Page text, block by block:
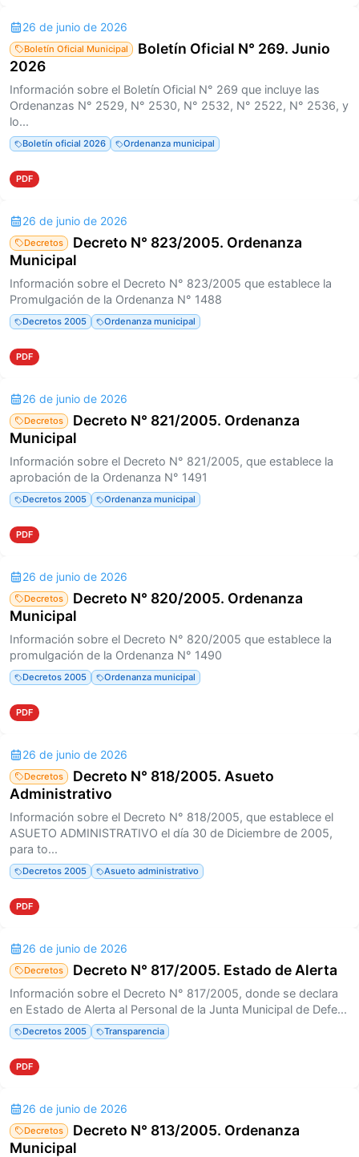
26 de junio de 2026
Boletín Oficial Municipal
Boletín Oficial N° 269. Junio
2026
Información sobre el Boletín Oficial N° 269 que incluye las
Ordenanzas N° 2529, N° 2530, N° 2532, N° 2522, N° 2536, y
lo...
Boletín oficial 2026 Ordenanza municipal
PDF
26 de junio de 2026
Decretos
Decreto N° 823/2005. Ordenanza
Municipal
Información sobre el Decreto N° 823/2005 que establece la
Promulgación de la Ordenanza N° 1488
Decretos 2005 Ordenanza municipal
PDF
26 de junio de 2026
Decretos
Decreto N° 821/2005. Ordenanza
Municipal
Información sobre el Decreto N° 821/2005, que establece la
aprobación de la Ordenanza N° 1491
Decretos 2005 Ordenanza municipal
PDF
26 de junio de 2026
Decretos
Decreto N° 820/2005. Ordenanza
Municipal
Información sobre el Decreto N° 820/2005 que establece la
promulgación de la Ordenanza N° 1490
Decretos 2005 Ordenanza municipal
PDF
26 de junio de 2026
Decretos
Decreto N° 818/2005. Asueto
Administrativo
Información sobre el Decreto N° 818/2005, que establece el
ASUETO ADMINISTRATIVO el día 30 de Diciembre de 2005,
para to...
Decretos 2005 Asueto administrativo
PDF
26 de junio de 2026
Decretos Decreto N° 817/2005. Estado de Alerta
Información sobre el Decreto N° 817/2005, donde se declara
en Estado de Alerta al Personal de la Junta Municipal de Defe...
Decretos 2005 Transparencia
PDF
26 de junio de 2026
Decretos
Decreto N° 813/2005. Ordenanza
Municipal